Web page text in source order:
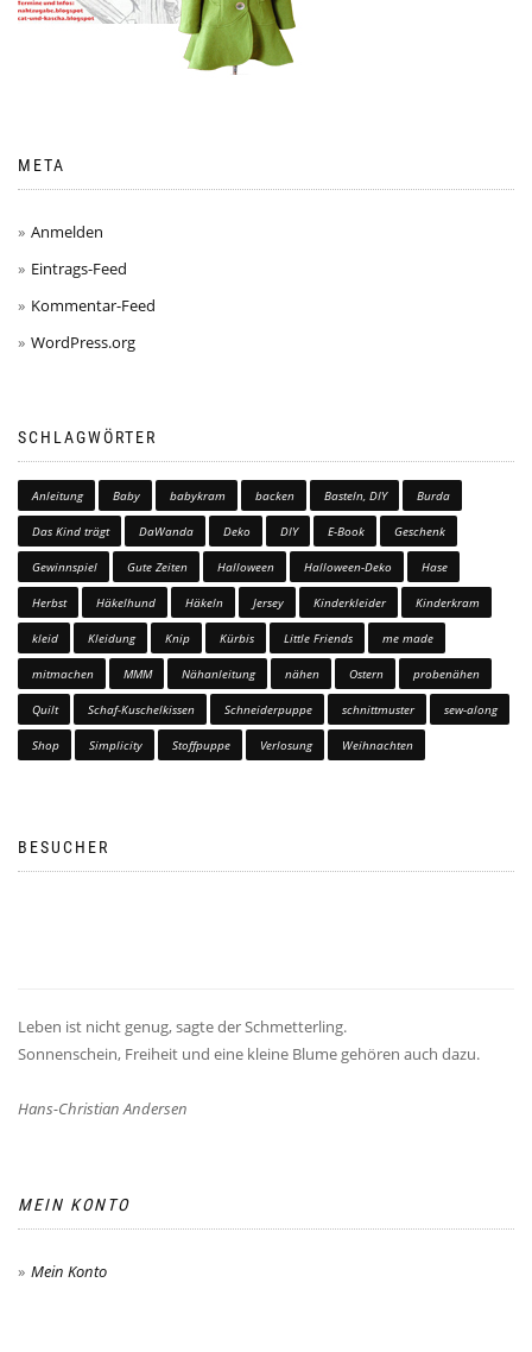
META
Anmelden
Eintrags-Feed
Kommentar-Feed
WordPress.org
SCHLAGWÖRTER
Anleitung Baby babykram backen Basteln, DIY Burda
Das Kind trägt DaWanda Deko DIY E-Book Geschenk
Gewinnspiel Gute Zeiten Halloween Halloween-Deko Hase
Herbst Häkelhund Häkeln Jersey Kinderkleider Kinderkram
kleid Kleidung Knip Kürbis Little Friends me made
mitmachen MMM Nähanleitung nähen Ostern probenähen
Quilt Schaf-Kuschelkissen Schneiderpuppe schnittmuster sew-along
Shop Simplicity Stoffpuppe Verlosung Weihnachten
BESUCHER
Leben ist nicht genug, sagte der Schmetterling.
Sonnenschein, Freiheit und eine kleine Blume gehören auch dazu.
Hans-Christian Andersen
MEIN KONTO
Mein Konto